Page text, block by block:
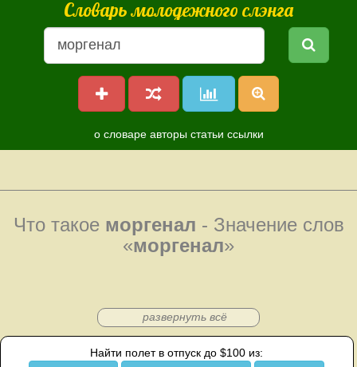
Словарь молодежного слэнга
о словаре авторы статьи ссылки
Что такое моргенал - Значение слов
«моргенал»
развернуть всё
Найти полет в отпуск до $100 из: